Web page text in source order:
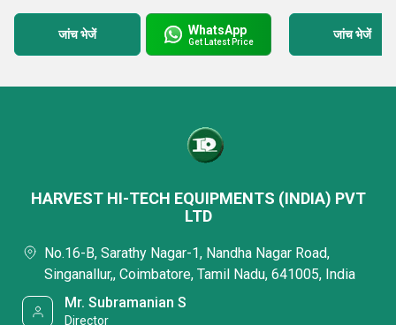
जांच भेजें WhatsApp
Get Latest Price
जांच भेजें
HARVEST HI-TECH EQUIPMENTS (INDIA) PVT
LTD
No.16-B, Sarathy Nagar-1, Nandha Nagar Road,
Singanallur,, Coimbatore, Tamil Nadu, 641005, India
Mr. Subramanian S
Director